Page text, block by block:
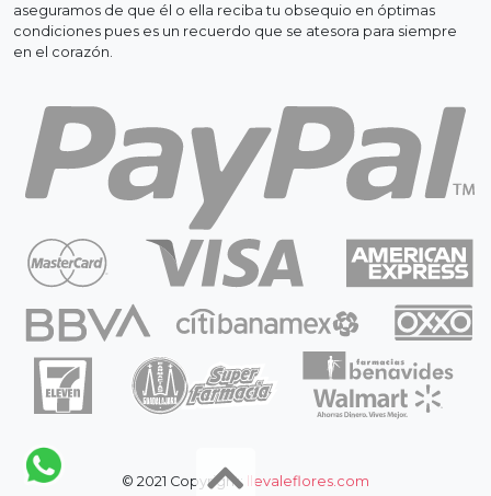
aseguramos de que él o ella reciba tu obsequio en óptimas
condiciones pues es un recuerdo que se atesora para siempre
en el corazón.
© 2021 Copyright: llevaleflores.com